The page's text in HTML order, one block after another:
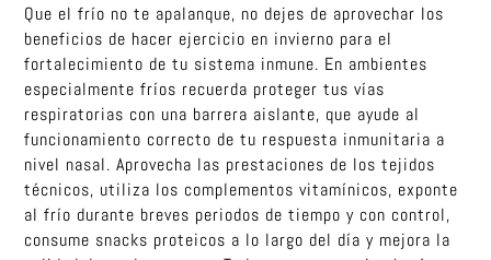
Que el frío no te apalanque, no dejes de aprovechar los
beneficios de hacer ejercicio en invierno para el
fortalecimiento de tu sistema inmune. En ambientes
especialmente fríos recuerda proteger tus vías
respiratorias con una barrera aislante, que ayude al
funcionamiento correcto de tu respuesta inmunitaria a
nivel nasal. Aprovecha las prestaciones de los tejidos
técnicos, utiliza los complementos vitamínicos, exponte
al frío durante breves periodos de tiempo y con control,
consume snacks proteicos a lo largo del día y mejora la